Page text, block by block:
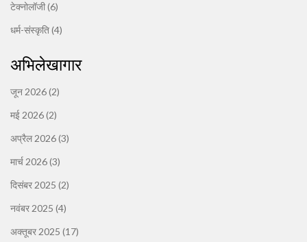
टेक्नोलॉजी(6)
धर्म-संस्कृति(4)
अभिलेखागार
जून 2026(2)
मई 2026(2)
अप्रैल 2026(3)
मार्च 2026(3)
दिसंबर 2025 (2)
नवंबर 2025 (4)
अक्तूबर 2025 (17)